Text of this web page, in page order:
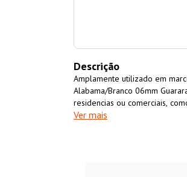
Descrição
Amplamente utilizado em
Alabama/Branco 06mm
residencias ou comerciais,
entre outros. É um material
Ver mais